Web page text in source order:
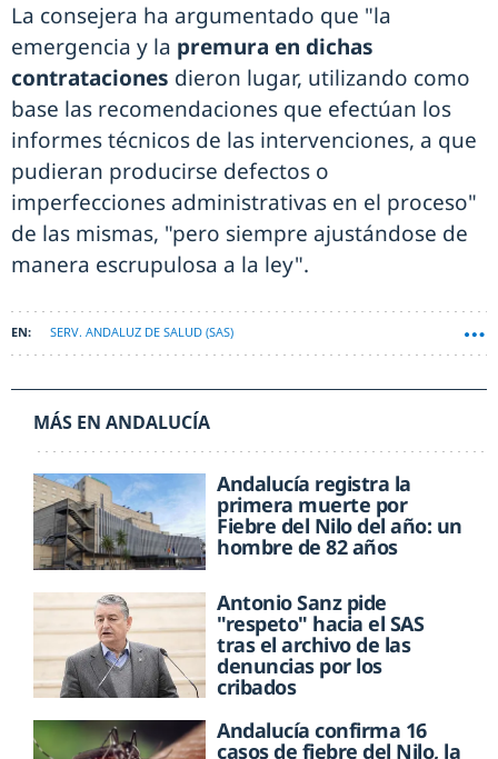
La consejera ha argumentado que "la
emergencia y la premura en dichas
contrataciones dieron lugar, utilizando como
base las recomendaciones que efectúan los
informes técnicos de las intervenciones, a que
pudieran producirse defectos o
imperfecciones administrativas en el proceso"
de las mismas, "pero siempre ajustándose de
manera escrupulosa a la ley".
SERV. ANDALUZ DE SALUD (SAS)
MÁS EN ANDALUCÍA
Andalucía registra la
primera muerte por
Fiebre del Nilo del año: un
hombre de 82 años
Antonio Sanz pide
"respeto" hacia el SAS
tras el archivo de las
denuncias por los
cribados
Andalucía confirma 16
casos de fiebre del Nilo, la